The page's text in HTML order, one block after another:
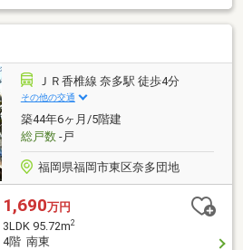
※告知事項有
ＪＲ香椎線 奈多駅 徒歩4分
その他の交通
築44年6ヶ月/5階建
総戸数-戸
福岡県福岡市東区奈多団地
1,690万円
3LDK 95.72m2
4階 南東